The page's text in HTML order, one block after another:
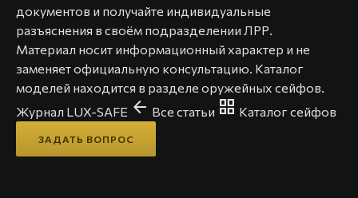
документов и получайте индивидуальные
разъяснения в своём подразделении ЛРР.
Материал носит информационный характер и не
заменяет официальную консультацию. Каталог
моделей находится в разделе оружейных сейфов.
Журнал LUX-SAFE arrow_back Все статьи grid_view Каталог сейфов
ЗАДАТЬ ВОПРОС